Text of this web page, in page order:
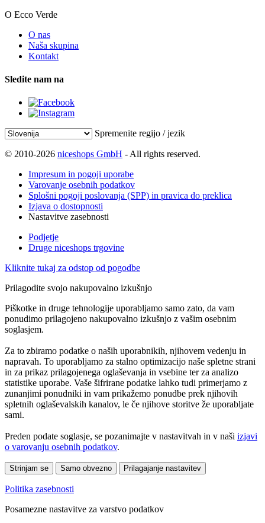
O Ecco Verde
O nas
Naša skupina
Kontakt
Sledite nam na
Spremenite regijo / jezik
© 2010-2026 niceshops GmbH - All rights reserved.
Impresum in pogoji uporabe
Varovanje osebnih podatkov
Splošni pogoji poslovanja (SPP) in pravica do preklica
Izjava o dostopnosti
Nastavitve zasebnosti
Podjetje
Druge niceshops trgovine
Kliknite tukaj za odstop od pogodbe
Prilagodite svojo nakupovalno izkušnjo
Piškotke in druge tehnologije uporabljamo samo zato, da vam
ponudimo prilagojeno nakupovalno izkušnjo z vašim osebnim
soglasjem.
Za to zbiramo podatke o naših uporabnikih, njihovem vedenju in
napravah. To uporabljamo za stalno optimizacijo naše spletne strani
in za prikaz prilagojenega oglaševanja in vsebine ter za analizo
statistike uporabe. Vaše šifrirane podatke lahko tudi primerjamo z
zunanjimi ponudniki in vam prikažemo ponudbe prek njihovih
spletnih oglaševalskih kanalov, le če njihove storitve že uporabljate
sami.
Preden podate soglasje, se pozanimajte v nastavitvah in v naši izjavi
o varovanju osebnih podatkov.
Strinjam se Samo obvezno Prilagajanje nastavitev
Politika zasebnosti
Posamezne nastavitve za varstvo podatkov